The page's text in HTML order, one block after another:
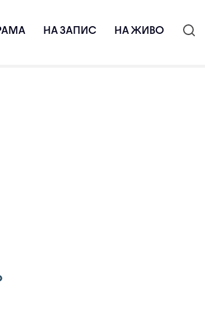
НА ЗАПИС НА ЖИВО